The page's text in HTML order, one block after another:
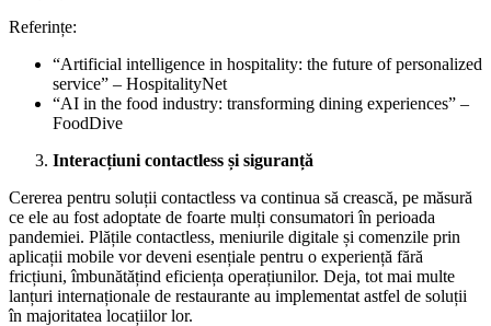
Referințe:
“Artificial intelligence in hospitality: the future of personalized
service” – HospitalityNet
“AI in the food industry: transforming dining experiences” –
FoodDive
Interacțiuni contactless și siguranță
Cererea pentru soluții contactless va continua să crească, pe măsură
ce ele au fost adoptate de foarte mulți consumatori în perioada
pandemiei. Plățile contactless, meniurile digitale și comenzile prin
aplicații mobile vor deveni esențiale pentru o experiență fără
fricțiuni, îmbunătățind eficiența operațiunilor. Deja, tot mai multe
lanțuri internaționale de restaurante au implementat astfel de soluții
în majoritatea locațiilor lor.